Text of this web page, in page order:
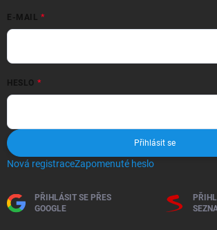
E-MAIL
HESLO
Přihlásit se
Nová registraceZapomenuté heslo
PŘIHLÁSIT SE PŘES
GOOGLE